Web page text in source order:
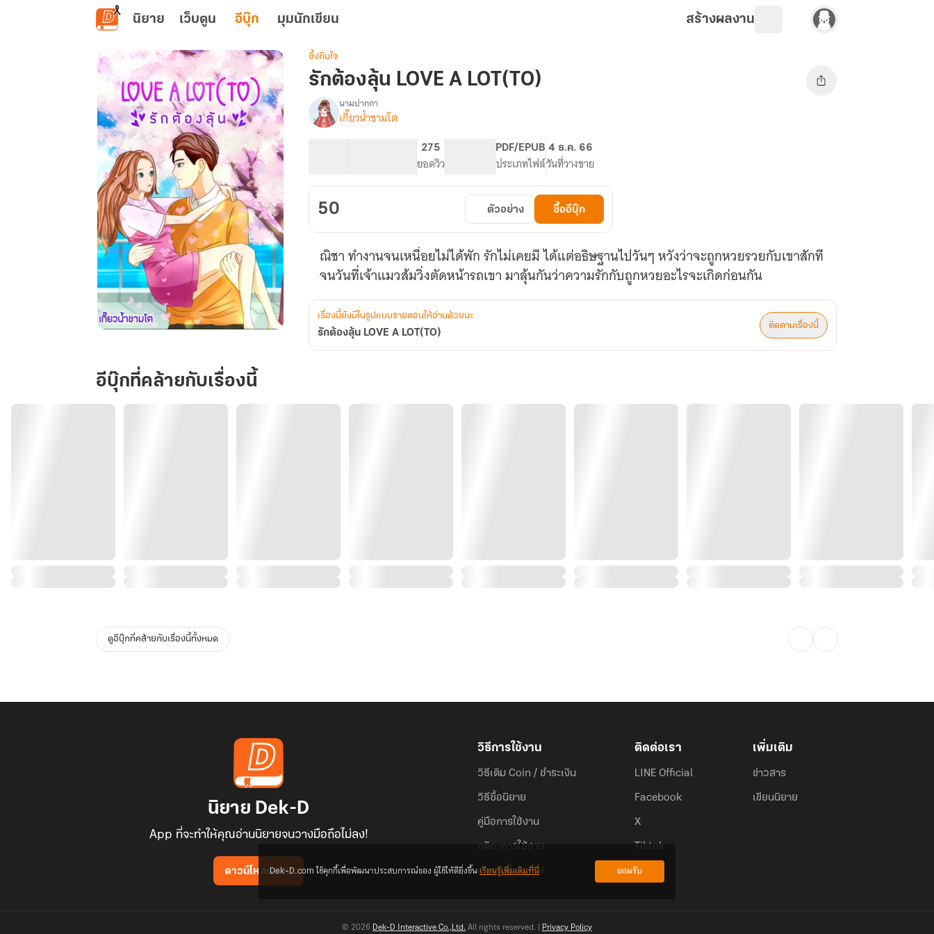
ข้ามไปยังเนื้อหาหลัก
นิยาย เว็บตูน อีบุ๊ก มุมนักเขียน สร้างผลงาน
ลุ้น
LOVE
A
ซึ้งกินใจ
รักต้องลุ้น LOVE A LOT(TO)
เรื่อง
รัก
A
LOT(TO)
นามปากกา
เกี๊ยวน้ำชามโต
275
ยอดวิว
PDF/EPUB
ประเภทไฟล์
4 ธ.ค. 66
วันที่วางขาย
50 ตัวอย่าง ซื้ออีบุ๊ก
ณิชา ทำงานจนเหนื่อยไม่ได้พัก รักไม่เคยมี ได้แต่อธิษฐานไปวันๆ หวังว่าจะถูกหวยรวยกับเขาสักที
จนวันที่เจ้าแมวส้มวิ่งตัดหน้ารถเขา มาลุ้นกันว่าความรักกับถูกหวยอะไรจะเกิดก่อนกัน
เรื่องนี้ยังมีในรูปแบบรายตอนให้อ่านด้วยนะ
รักต้องลุ้น LOVE A LOT(TO)
ติดตามเรื่องนี้
อีบุ๊กที่คล้ายกับเรื่องนี้
ดูอีบุ๊กที่คล้ายกับเรื่องนี้ทั้งหมด
นิยาย Dek-D
App ที่จะทำให้คุณอ่านนิยายจนวางมือถือไม่ลง!
ดาวน์โหลดแอป
วิธีการใช้งาน
วิธีเติม Coin / ชำระเงิน
วิธีซื้อนิยาย
คู่มือการใช้งาน
กติกาการใช้งาน
คำถามที่พบบ่อย
ติดต่อเรา
LINE Official
Facebook
X
Tiktok
เพิ่มเติม
ข่าวสาร
เขียนนิยาย
© 2026 Dek-D Interactive Co.,Ltd. All rights reserved. | Privacy Policy
Dek-D.com ใช้คุกกี้เพื่อพัฒนาประสบการณ์ของ ผู้ใช้ให้ดียิ่งขึ้นเรียนรู้เพิ่มเติมที่นี่ ยอมรับ